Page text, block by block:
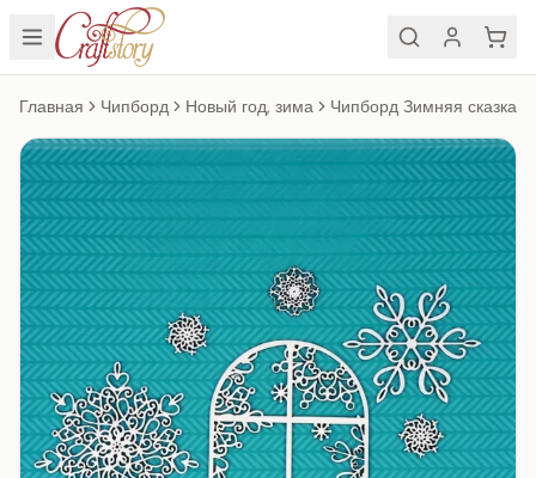
Главная Чипборд Новый год, зима Чипборд Зимняя сказка